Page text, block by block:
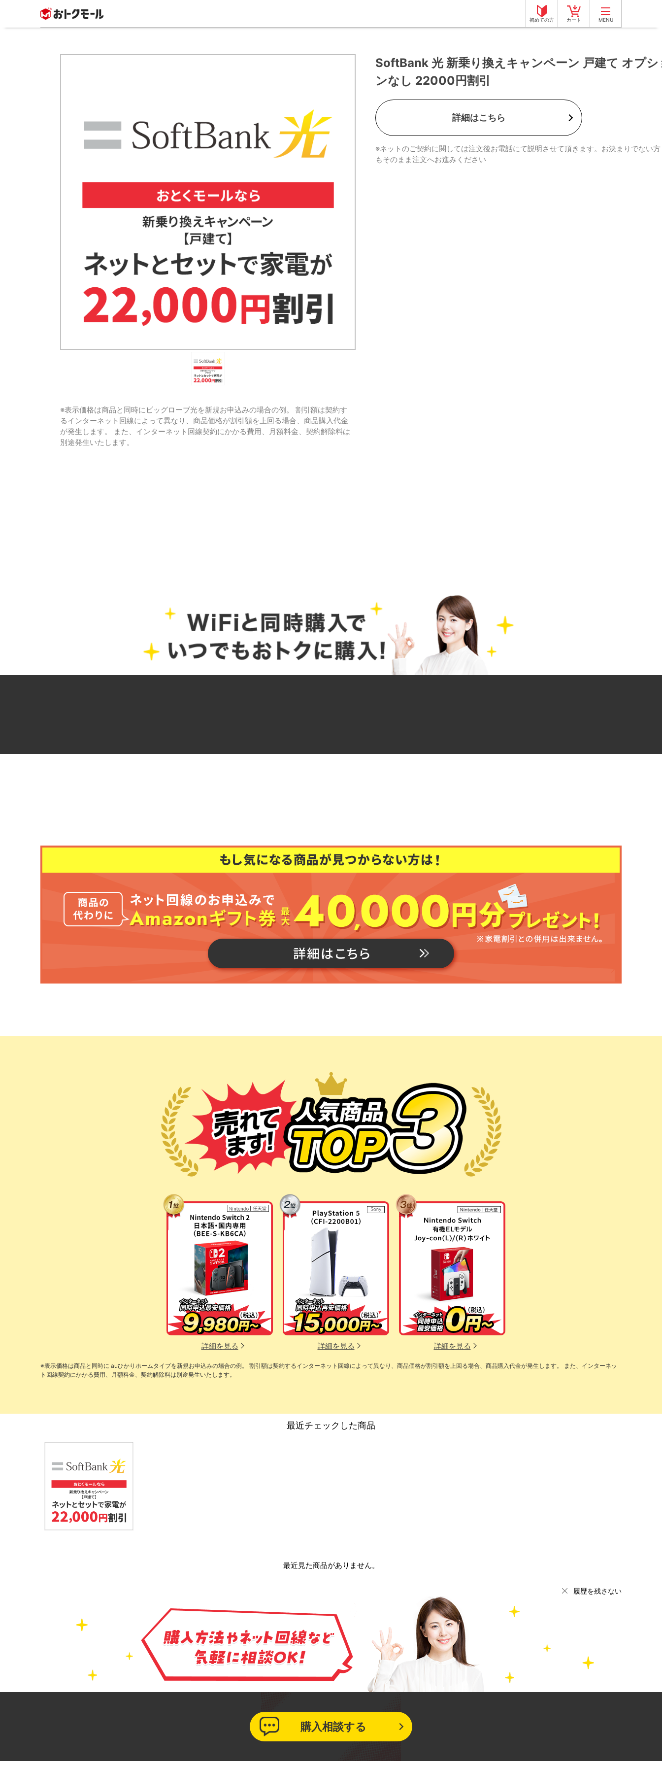
MENU
初めての方 カート
※表示価格は商品と同時にビッグローブ光を新規お申込みの場合の例。 割引額は契約す
るインターネット回線によって異なり、商品価格が割引額を上回る場合、商品購入代金
が発生します。 また、インターネット回線契約にかかる費用、月額料金、契約解除料は
別途発生いたします。
SoftBank 光 新乗り換えキャンペーン 戸建て オプシ
ンなし 22000円割引
詳細はこちら
※ネットのご契約に関しては注文後お電話にて説明させて頂きます。お決まりでない方
もそのまま注文へお進みください
詳細を見る 詳細を見る 詳細を見る
※表示価格は商品と同時に auひかりホームタイプを新規お申込みの場合の例。 割引額は契約するインターネット回線によって異なり、商品価格が割引額を上回る場合、商品購入代金が発生します。 また、インターネッ
ト回線契約にかかる費用、月額料金、契約解除料は別途発生いたします。
最近チェックした商品
最近見た商品がありません。
履歴を残さない
購入相談する